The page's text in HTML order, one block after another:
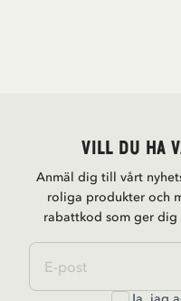
Vill du ha
Anmäl dig till vårt
roliga produkter och
rabattkod som ger